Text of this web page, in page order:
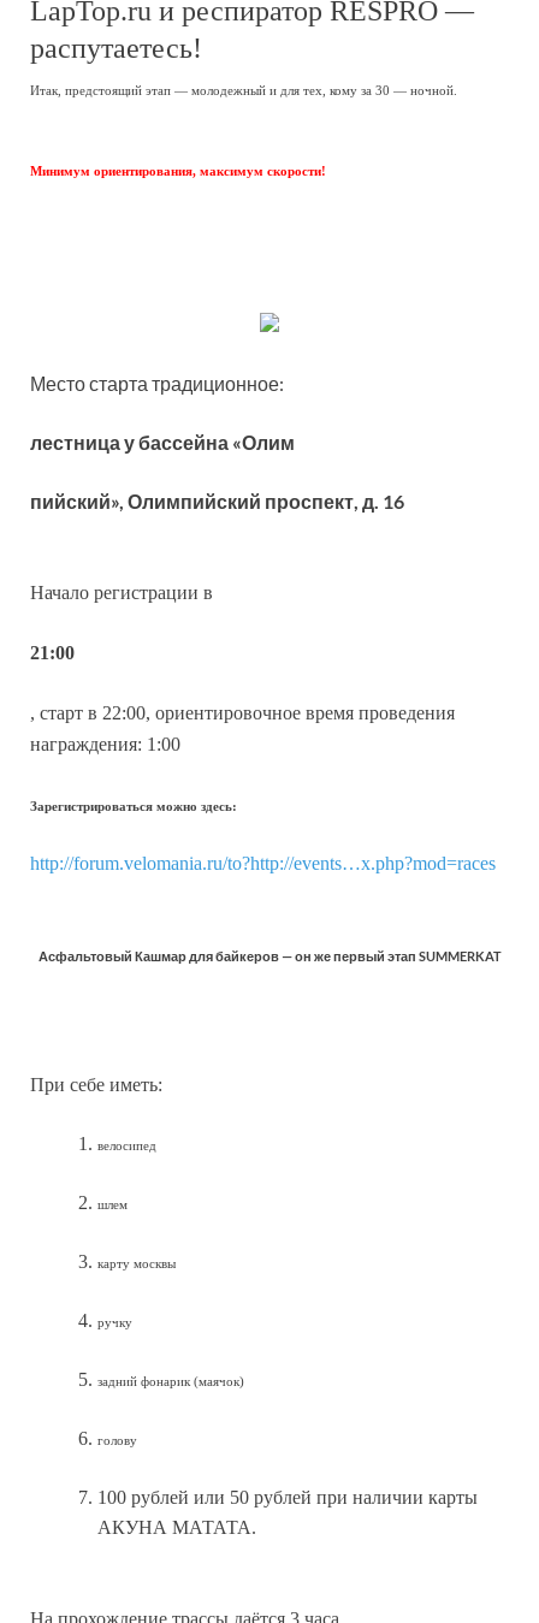
LapTop.ru и респиратор RESPRO —
распутаетесь!
Итак, предстоящий этап — молодежный и для тех, кому за 30 — ночной.
Минимум ориентирования, максимум скорости!
Место старта традиционное:
лестница у бассейна «Олим
пийский», Олимпийский проспект, д. 16
Начало регистрации в
21:00
, старт в 22:00, ориентировочное время проведения
награждения: 1:00
Зарегистрироваться можно здесь:
http://forum.velomania.ru/to?http://events…x.php?mod=races
Асфальтовый Кашмар для байкеров — он же первый этап SUMMERKAT
При себе иметь:
велосипед
шлем
карту москвы
ручку
задний фонарик (маячок)
голову
100 рублей или 50 рублей при наличии карты
АКУНА МАТАТА.
На прохождение трассы даётся 3 часа.